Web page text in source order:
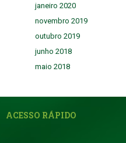
janeiro 2020
novembro 2019
outubro 2019
junho 2018
maio 2018
ACESSO RÁPIDO